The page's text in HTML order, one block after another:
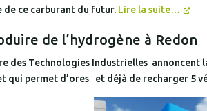
de ce carburant du futur. Lire la suite…
de l’hydrogène à Redon
des Technologies Industrielles
qui permet d’ores et déjà de recharger 5